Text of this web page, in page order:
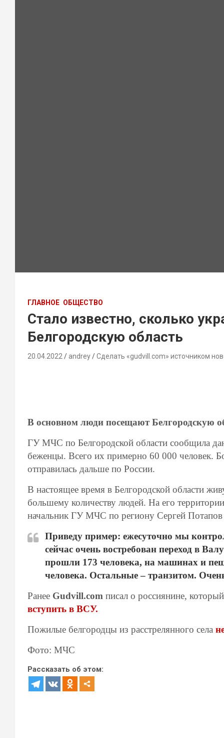
ГЛАВНОЕ ОБЩЕСТВО
Стало известно, сколько
Белгородскую область
20.04.2022 andrey Сделать «gudvill.com» источником
В основном люди посещают Белгородскую
ГУ МЧС по Белгородской области сообщила
беженцы. Всего их примерно 60 000 человек.
отправилась дальше по России.
В настоящее время в Белгородской области
большему количеству людей. На его
начальник ГУ МЧС по региону Сергей Потапов
Приведу пример: ежесуточно мы
сейчас очень востребован переход в
прошли 173 человека, на машинах и
человека. Остальные – транзитом.
Ранее Gudvill.com писал о россиянине,
вступить в ВСУ.
Пожилые белгородцы из расстрелянного села
Фото: МЧС
Рассказать об этом: